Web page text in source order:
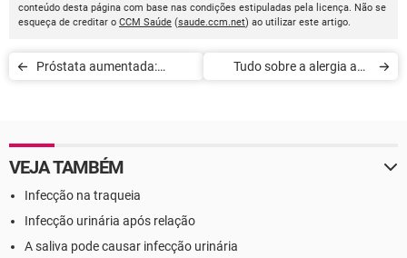
conteúdo desta página com base nas condições estipuladas pela licença. Não se
esqueça de creditar o CCM Saúde (saude.ccm.net) ao utilizar este artigo.
Próstata aumentada:
Tudo sobre a alergia aos
VEJA TAMBÉM
Infecção na traqueia
Infecção urinária após relação
A saliva pode causar infecção urinária